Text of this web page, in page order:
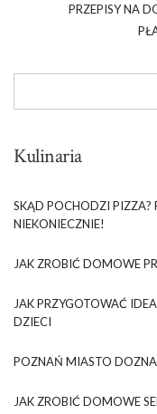
PRZEPISY NA
Kulinaria
SKĄD POCHODZI PIZZA?
NIEKONIECZNIE!
JAK ZROBIĆ DOMOWE
JAK PRZYGOTOWAĆ
DZIECI
POZNAŃ MIASTO
JAK ZROBIĆ DOMOWE